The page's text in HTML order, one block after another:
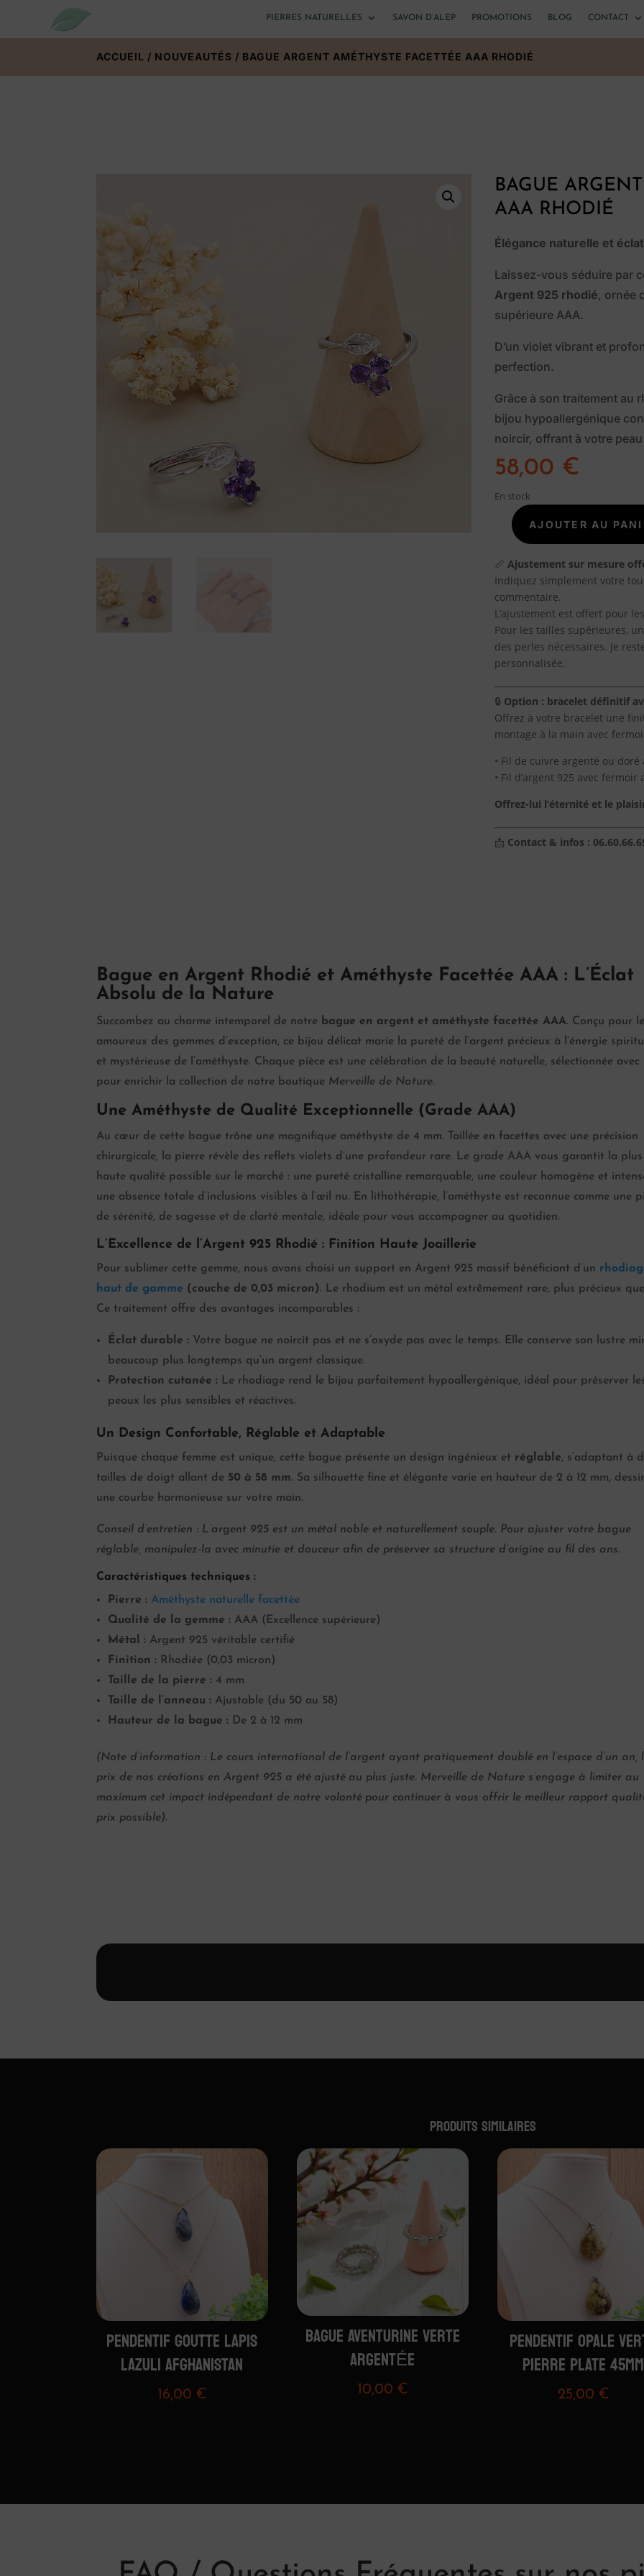
PIERRES NATURELLES SAVON D’ALEP PROMOTIONS BLOG CONTACT
ACCUEIL / NOUVEAUTÉS / BAGUE ARGENT AMÉTHYSTE FACETTÉE AAA RHODIÉ
BAGUE
AAA RHODIÉ
Élégance naturelle et
Laissez-vous séduire par
Argent 925 rhodié, ornée
supérieure AAA.
D’un violet vibrant et
perfection.
Grâce à son traitement au
bijou hypoallergénique
noircir, offrant à votre
58,00 €
En stock
quantité
BAGUE
ARGENT
AMÉTHYSTE
FACETTÉE
AAA
RHODIÉ
AJOUTER AU
📏Ajustement sur mesure
Indiquez simplement votre
commentaire.
L’ajustement est offert pour
Pour les tailles supérieures,
des perles nécessaires. Je
personnalisée.
🔒 Option : bracelet définitif
Offrez à votre bracelet une
montage à la main avec
• Fil de cuivre argenté ou
• Fil d’argent 925 avec
Offrez-lui l’éternité et le
📩 Contact & infos :
Bague en Argent Rhodié et Améthyste Facettée AAA : L’Éclat
Absolu de la Nature
Succombez au charme intemporel de notre bague en argent et améthyste facettée AAA. Conçu pour
amoureux des gemmes d’exception, ce bijou délicat marie la pureté de l’argent précieux à l’énergie
et mystérieuse de l’améthyste. Chaque pièce est une célébration de la beauté naturelle, sélectionnée avec
pour enrichir la collection de notre boutique Merveille de Nature.
Une Améthyste de Qualité Exceptionnelle (Grade AAA)
Au cœur de cette bague trône une magnifique améthyste de 4 mm. Taillée en facettes avec une précision
chirurgicale, la pierre révèle des reflets violets d’une profondeur rare. Le grade AAA vous garantit la plus
haute qualité possible sur le marché : une pureté cristalline remarquable, une couleur homogène et
une absence totale d’inclusions visibles à l’œil nu. En lithothérapie, l’améthyste est reconnue comme une
de sérénité, de sagesse et de clarté mentale, idéale pour vous accompagner au quotidien.
L’Excellence de l’Argent 925 Rhodié : Finition Haute Joaillerie
Pour sublimer cette gemme, nous avons choisi un support en Argent 925 massif bénéficiant d’un
haut de gamme (couche de 0,03 micron). Le rhodium est un métal extrêmement rare, plus précieux que
Ce traitement offre des avantages incomparables :
Éclat durable : Votre bague ne noircit pas et ne s’oxyde pas avec le temps. Elle conserve son lustre
beaucoup plus longtemps qu’un argent classique.
Protection cutanée : Le rhodiage rend le bijou parfaitement hypoallergénique, idéal pour préserver
peaux les plus sensibles et réactives.
Un Design Confortable, Réglable et Adaptable
Puisque chaque femme est unique, cette bague présente un design ingénieux et réglable, s’adaptant à
tailles de doigt allant de 50 à 58 mm. Sa silhouette fine et élégante varie en hauteur de 2 à 12 mm,
une courbe harmonieuse sur votre main.
Conseil d’entretien : L’argent 925 est un métal noble et naturellement souple. Pour ajuster votre bague
réglable, manipulez-la avec minutie et douceur afin de préserver sa structure d’origine au fil des ans.
Caractéristiques techniques :
Pierre : Améthyste naturelle facettée
Qualité de la gemme : AAA (Excellence supérieure)
Métal : Argent 925 véritable certifié
Finition : Rhodiée (0,03 micron)
Taille de la pierre : 4 mm
Taille de l’anneau : Ajustable (du 50 au 58)
Hauteur de la bague : De 2 à 12 mm
(Note d’information : Le cours international de l’argent ayant pratiquement doublé en l’espace d’un an,
prix de nos créations en Argent 925 a été ajusté au plus juste. Merveille de Nature s’engage à limiter au
maximum cet impact indépendant de notre volonté pour continuer à vous offrir le meilleur rapport
prix possible).
Produits similaires
PENDENTIF GOUTTE LAPIS
LAZULI AFGHANISTAN
16,00 €
BAGUE AVENTURINE VERTE
ARGENTÉE
10,00 €
PENDENTIF OPALE
PIERRE PLATE 45MM
25,00 €